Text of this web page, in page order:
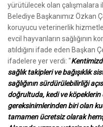
yürütülecek olan çalışmalara
Belediye Başkanımız Özkan
koruyucu veterinerlik
evcil hayvanların sağlığının
atıldığını ifade eden Başkan
ifadelere yer verdi: "
sağlık takipleri ve bağışıklık
sağlığının sürdürülebilirliği
doğrultuda, kedi ve köpeklerin
gereksinimlerinden biri olan
tamamen ücretsiz olarak